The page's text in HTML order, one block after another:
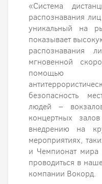
«Система
распознавания
уникальный на
показывает
распознавания
мгновенной
помощью
безопасность
людей –
концертных
внедрению на
мероприятиях,
и Чемпионат мира
проводиться в
компании Вокорд.